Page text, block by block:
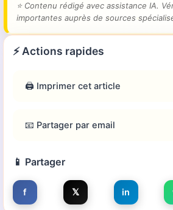
⭐ Contenu rédigé avec assistance IA.
importantes auprès de sources
⚡ Actions rapides
🖨️ Imprimer cet article
📧 Partager par email
📱 Partager
f 𝕏 in